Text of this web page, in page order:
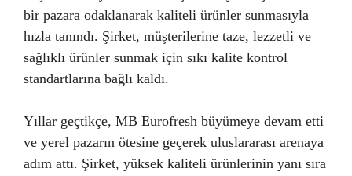
bir pazara odaklanarak kaliteli ürünler sunmasıyla
hızla tanındı. Şirket, müşterilerine taze, lezzetli ve
sağlıklı ürünler sunmak için sıkı kalite kontrol
standartlarına bağlı kaldı.
Yıllar geçtikçe, MB Eurofresh büyümeye devam etti
ve yerel pazarın ötesine geçerek uluslararası arenaya
adım attı. Şirket, yüksek kaliteli ürünlerinin yanı sıra